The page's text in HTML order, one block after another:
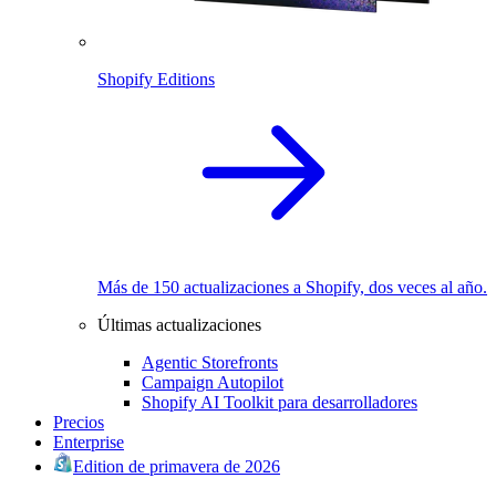
Shopify Editions
Más de 150 actualizaciones a Shopify, dos veces al año.
Últimas actualizaciones
Agentic Storefronts
Campaign Autopilot
Shopify AI Toolkit para desarrolladores
Precios
Enterprise
Edition de primavera de 2026